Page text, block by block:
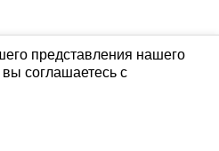
представления нашего
вы соглашаетесь с